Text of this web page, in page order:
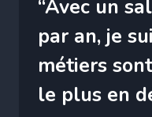
“Avec un
par an, je
métiers
le plus en